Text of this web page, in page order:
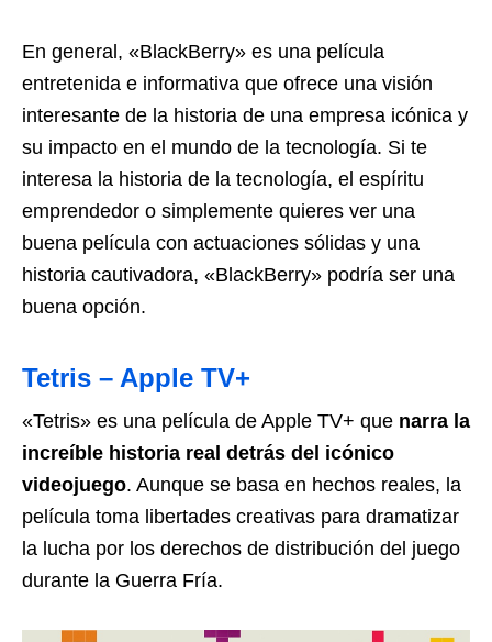
En general, «BlackBerry» es una película
entretenida e informativa que ofrece una visión
interesante de la historia de una empresa icónica y
su impacto en el mundo de la tecnología. Si te
interesa la historia de la tecnología, el espíritu
emprendedor o simplemente quieres ver una
buena película con actuaciones sólidas y una
historia cautivadora, «BlackBerry» podría ser una
buena opción.
Tetris – Apple TV+
«Tetris» es una película de Apple TV+ que narra la
increíble historia real detrás del icónico
videojuego. Aunque se basa en hechos reales, la
película toma libertades creativas para dramatizar
la lucha por los derechos de distribución del juego
durante la Guerra Fría.